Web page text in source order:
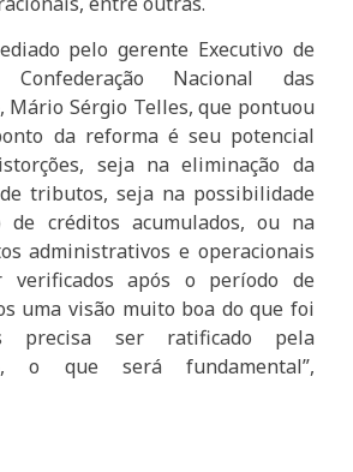
pelo gerente Executivo de
Nacional das
Mário Sérgio Telles, que pontuou
da reforma é seu potencial
seja na eliminação da
tributos, seja na possibilidade
de créditos acumulados, ou na
administrativos e operacionais
verificados após o período de
uma visão muito boa do que foi
precisa ser ratificado pela
o que será fundamental”,